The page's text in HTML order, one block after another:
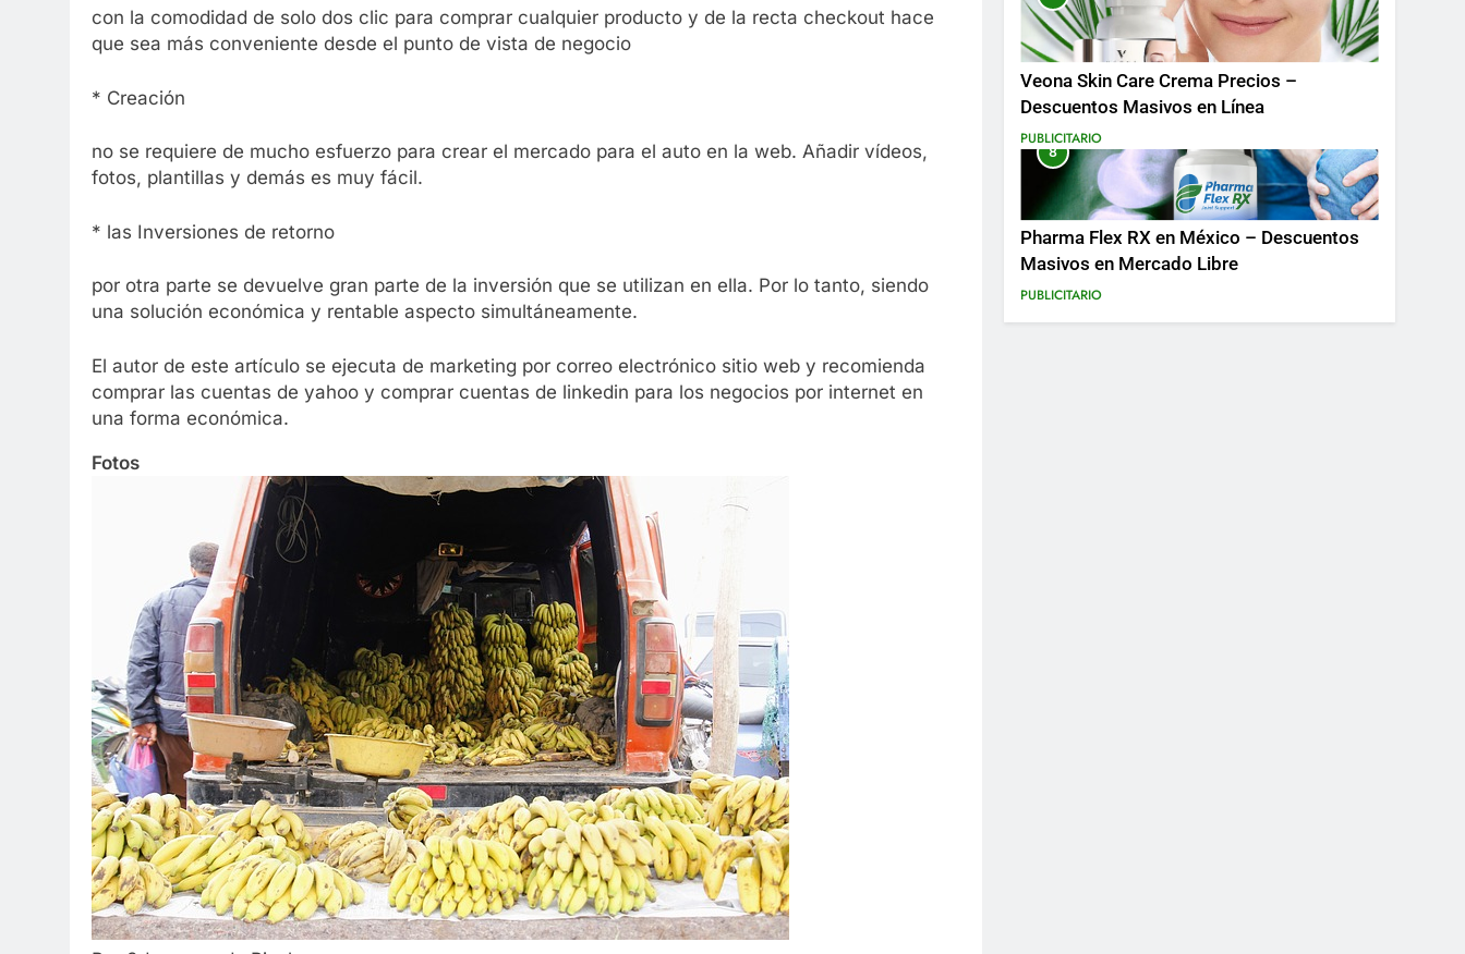
con la comodidad de solo dos clic para comprar cualquier producto y de la recta checkout hace
que sea más conveniente desde el punto de vista de negocio
* Creación
no se requiere de mucho esfuerzo para crear el mercado para el auto en la web. Añadir vídeos,
fotos, plantillas y demás es muy fácil.
* las Inversiones de retorno
por otra parte se devuelve gran parte de la inversión que se utilizan en ella. Por lo tanto, siendo
una solución económica y rentable aspecto simultáneamente.
El autor de este artículo se ejecuta de marketing por correo electrónico sitio web y recomienda
comprar las cuentas de yahoo y comprar cuentas de linkedin para los negocios por internet en
una forma económica.
Fotos
Veona Skin Care Crema Precios –
Descuentos Masivos en Línea
PUBLICITARIO
8
Pharma Flex RX en México – Descuentos
Masivos en Mercado Libre
PUBLICITARIO